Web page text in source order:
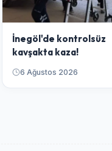
İnegöl'de kontrolsüz
kavşakta kaza!
6 Ağustos 2026